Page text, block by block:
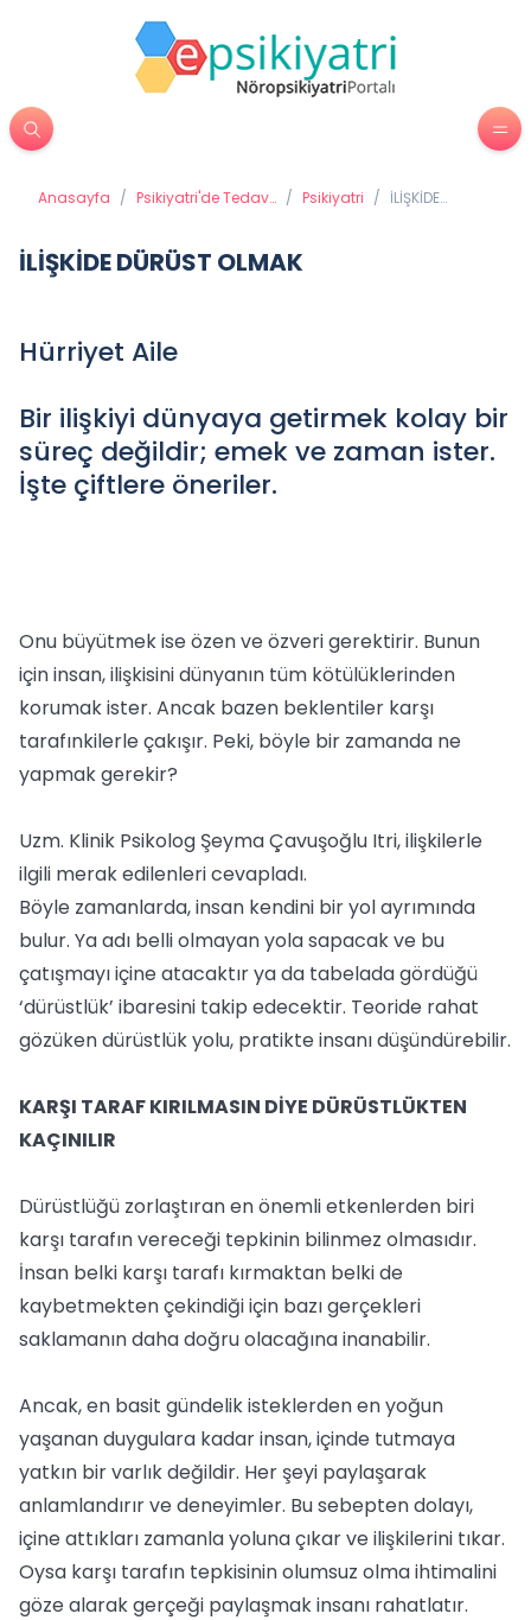
Anasayfa / Psikiyatri'de Tedavi
/ Psikiyatri / İLİŞKİDE
İLİŞKİDE DÜRÜST OLMAK
Hürriyet Aile
Bir ilişkiyi dünyaya getirmek kolay bir
süreç değildir; emek ve zaman ister.
İşte çiftlere öneriler.
Onu büyütmek ise özen ve özveri gerektirir. Bunun
için insan, ilişkisini dünyanın tüm kötülüklerinden
korumak ister. Ancak bazen beklentiler karşı
tarafınkilerle çakışır. Peki, böyle bir zamanda ne
yapmak gerekir?
Uzm. Klinik Psikolog Şeyma Çavuşoğlu Itri, ilişkilerle
ilgili merak edilenleri cevapladı.
Böyle zamanlarda, insan kendini bir yol ayrımında
bulur. Ya adı belli olmayan yola sapacak ve bu
çatışmayı içine atacaktır ya da tabelada gördüğü
‘dürüstlük’ ibaresini takip edecektir. Teoride rahat
gözüken dürüstlük yolu, pratikte insanı düşündürebilir.
KARŞI TARAF KIRILMASIN DİYE DÜRÜSTLÜKTEN
KAÇINILIR
Dürüstlüğü zorlaştıran en önemli etkenlerden biri
karşı tarafın vereceği tepkinin bilinmez olmasıdır.
İnsan belki karşı tarafı kırmaktan belki de
kaybetmekten çekindiği için bazı gerçekleri
saklamanın daha doğru olacağına inanabilir.
Ancak, en basit gündelik isteklerden en yoğun
yaşanan duygulara kadar insan, içinde tutmaya
yatkın bir varlık değildir. Her şeyi paylaşarak
anlamlandırır ve deneyimler. Bu sebepten dolayı,
içine attıkları zamanla yoluna çıkar ve ilişkilerini tıkar.
Oysa karşı tarafın tepkisinin olumsuz olma ihtimalini
göze alarak gerçeği paylaşmak insanı rahatlatır.